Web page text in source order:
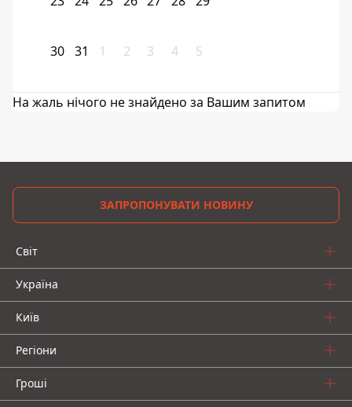
30 31 1 2 3 4 5
На жаль нічого не знайдено за Вашим запитом
ЗАПРОПОНУВАТИ НОВИНУ
Світ
Україна
Київ
Регіони
Гроші